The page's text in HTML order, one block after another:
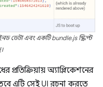
ডেটা এবং একটি bundle.js স্ক্রিপ্ট
প্রতিক্রিয়ায় অ্যাপ্লিকেশনের
এটি সেই UI রচনা করতে